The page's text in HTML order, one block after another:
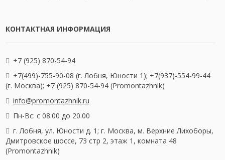
КОНТАКТНАЯ ИНФОРМАЦИЯ
+7 (925) 870-54-94
+7(499)-755-90-08 (г. Лобня, Юности 1); +7(937)-554-99-44
(г. Москва); +7 (925) 870-54-94 (Promontazhnik)
info@promontazhnik.ru
Пн-Вс: с 08.00 до 20.00
г. Лобня, ул. Юности д. 1; г. Москва, м. Верхние Лихоборы,
Дмитровское шоссе, 73 стр 2, этаж 1, комната 48
(Promontazhnik)